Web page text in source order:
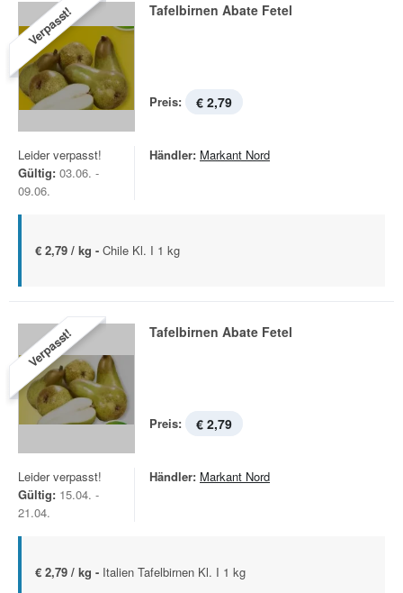
Verpasst! Tafelbirnen Abate Fetel
Preis: € 2,79
Leider verpasst!
Gültig: 03.06. -
09.06.
Händler: Markant Nord
€ 2,79 / kg - Chile Kl. I 1 kg
Verpasst! Tafelbirnen Abate Fetel
Preis: € 2,79
Leider verpasst!
Gültig: 15.04. -
21.04.
Händler: Markant Nord
€ 2,79 / kg - Italien Tafelbirnen Kl. I 1 kg